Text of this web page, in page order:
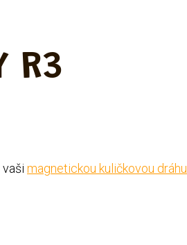
R3
magnetickou kuličkovou dráhu